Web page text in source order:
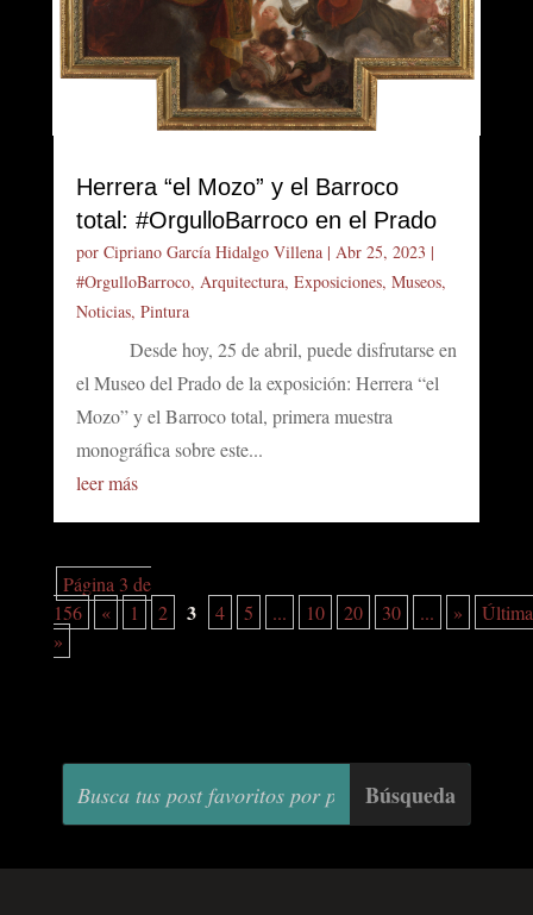
Herrera “el Mozo” y el Barroco
total: #OrgulloBarroco en el Prado
por Cipriano García Hidalgo Villena| Abr 25, 2023 |
#OrgulloBarroco, Arquitectura, Exposiciones, Museos,
Noticias, Pintura
Desde hoy, 25 de abril, puede disfrutarse en
el Museo del Prado de la exposición: Herrera “el
Mozo” y el Barroco total, primera muestra
monográfica sobre este...
leer más
Página 3 de
156
« 1 2 3 4 5 ... 10 20 30 ... »
Última
»